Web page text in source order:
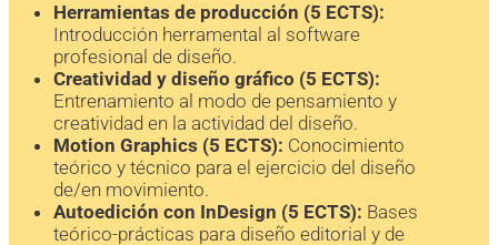
Herramientas de producción (5 ECTS):
Introducción herramental al software
profesional de diseño.
Creatividad y diseño gráfico (5 ECTS):
Entrenamiento al modo de pensamiento y
creatividad en la actividad del diseño.
Motion Graphics (5 ECTS): Conocimiento
teórico y técnico para el ejercicio del diseño
de/en movimiento.
Autoedición con InDesign (5 ECTS): Bases
teórico-prácticas para diseño editorial y de